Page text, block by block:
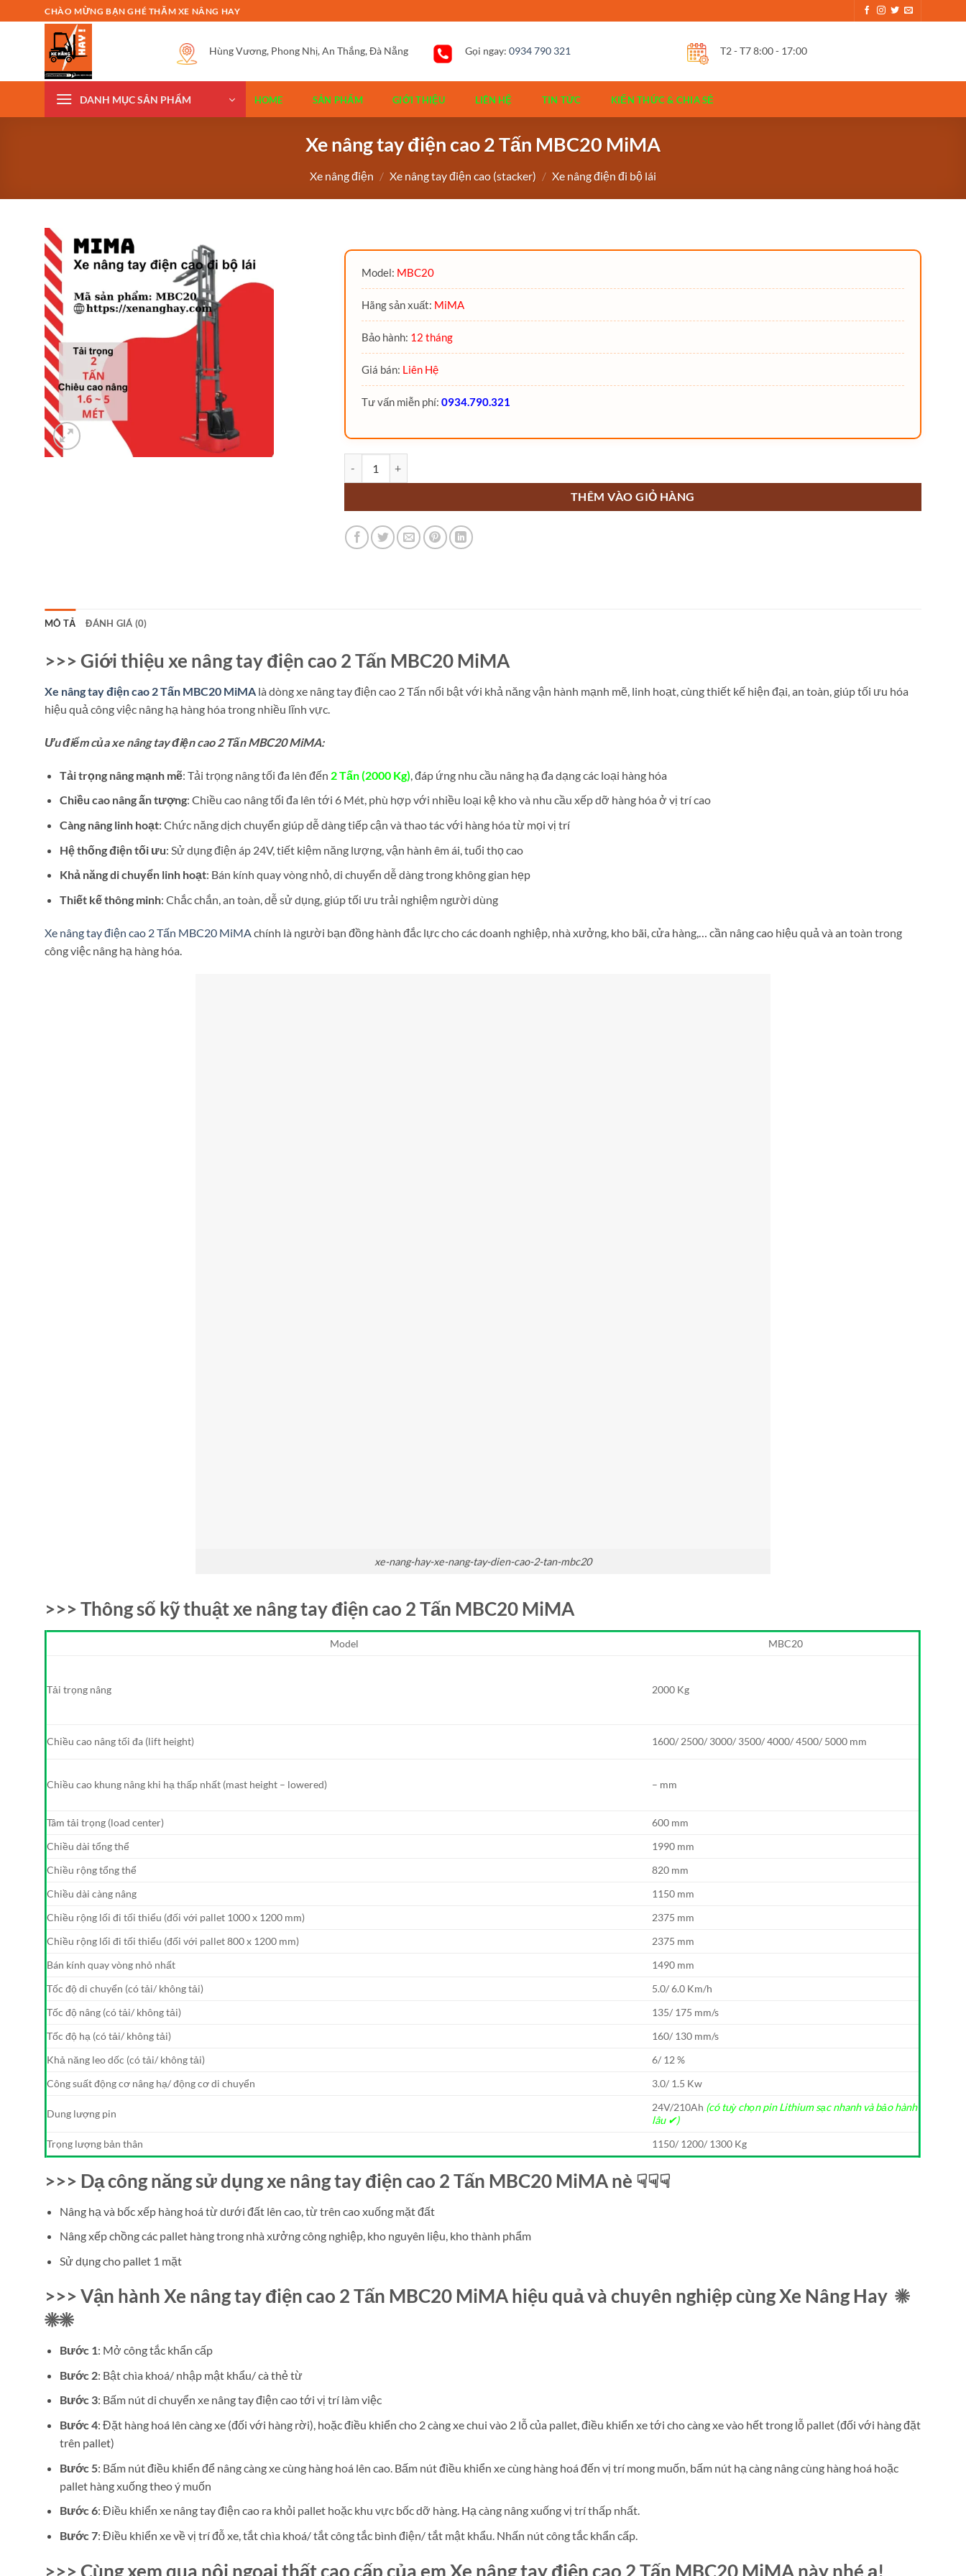
qua
CHÀO MỪNG BẠN GHÉ THĂM XE NÂNG HAY
Hùng Vương, Phong Nhị, An Thắng, Đà Nẵng Gọi ngay: 0934 790 321 T2 - T7 8:00 - 17:00
DANH MỤC SẢN PHẨM HOME SẢN PHẨM GIỚI THIỆU LIÊN HỆ TIN TỨC KIẾN THỨC & CHIA SẺ
Xe nâng tay điện cao 2 Tấn MBC20 MiMA
Xe nâng điện / Xe nâng tay điện cao (stacker) / Xe nâng điện đi bộ lái
Model: MBC20
Hãng sản xuất: MiMA
Bảo hành: 12 tháng
Giá bán: Liên Hệ
Tư vấn miễn phí: 0934.790.321
THÊM VÀO GIỎ HÀNG
MÔ TẢ ĐÁNH GIÁ (0)
>>> Giới thiệu xe nâng tay điện cao 2 Tấn MBC20 MiMA
Xe nâng tay điện cao 2 Tấn MBC20 MiMA là dòng xe nâng tay điện cao 2 Tấn nổi bật với khả năng vận hành mạnh mẽ, linh hoạt, cùng thiết kế hiện đại, an toàn, giúp tối ưu hóa
hiệu quả công việc nâng hạ hàng hóa trong nhiều lĩnh vực.
Ưu điểm của xe nâng tay điện cao 2 Tấn MBC20 MiMA:
Tải trọng nâng mạnh mẽ: Tải trọng nâng tối đa lên đến 2 Tấn (2000 Kg), đáp ứng nhu cầu nâng hạ đa dạng các loại hàng hóa
Chiều cao nâng ấn tượng: Chiều cao nâng tối đa lên tới 6 Mét, phù hợp với nhiều loại kệ kho và nhu cầu xếp dỡ hàng hóa ở vị trí cao
Càng nâng linh hoạt: Chức năng dịch chuyển giúp dễ dàng tiếp cận và thao tác với hàng hóa từ mọi vị trí
Hệ thống điện tối ưu: Sử dụng điện áp 24V, tiết kiệm năng lượng, vận hành êm ái, tuổi thọ cao
Khả năng di chuyển linh hoạt: Bán kính quay vòng nhỏ, di chuyển dễ dàng trong không gian hẹp
Thiết kế thông minh: Chắc chắn, an toàn, dễ sử dụng, giúp tối ưu trải nghiệm người dùng
Xe nâng tay điện cao 2 Tấn MBC20 MiMA chính là người bạn đồng hành đắc lực cho các doanh nghiệp, nhà xưởng, kho bãi, cửa hàng,… cần nâng cao hiệu quả và an toàn trong
công việc nâng hạ hàng hóa.
xe-nang-hay-xe-nang-tay-dien-cao-2-tan-mbc20
>>> Thông số kỹ thuật xe nâng tay điện cao 2 Tấn MBC20 MiMA
Model MBC20
Tải trọng nâng 2000 Kg
Chiều cao nâng tối đa (lift height) 1600/ 2500/ 3000/ 3500/ 4000/ 4500/ 5000 mm
Chiều cao khung nâng khi hạ thấp nhất (mast height – lowered) – mm
Tâm tải trọng (load center)
600 mm
Chiều dài tổng thể
1990 mm
Chiều rộng tổng thể
820 mm
Chiều dài càng nâng
1150 mm
Chiều rộng lối đi tối thiểu (đối với pallet 1000 x 1200 mm)
2375 mm
Chiều rộng lối đi tối thiểu (đối với pallet 800 x 1200 mm)
2375 mm
Bán kính quay vòng nhỏ nhất
1490 mm
Tốc độ di chuyển (có tải/ không tải)
5.0/ 6.0 Km/h
Tốc độ nâng (có tải/ không tải)
135/ 175 mm/s
Tốc độ hạ (có tải/ không tải)
160/ 130 mm/s
Khả năng leo dốc (có tải/ không tải)
6/ 12 %
Công suất động cơ nâng hạ/ động cơ di chuyển
3.0/ 1.5 Kw
Dung lượng pin
24V/210Ah (có tuỳ chọn pin Lithium sạc nhanh và bảo hành
lâu ✔)
Trọng lượng bản thân
1150/ 1200/ 1300 Kg
>>> Dạ công năng sử dụng xe nâng tay điện cao 2 Tấn MBC20 MiMA nè ☟☟☟
Nâng hạ và bốc xếp hàng hoá từ dưới đất lên cao, từ trên cao xuống mặt đất
Nâng xếp chồng các pallet hàng trong nhà xưởng công nghiệp, kho nguyên liệu, kho thành phẩm
Sử dụng cho pallet 1 mặt
>>> Vận hành Xe nâng tay điện cao 2 Tấn MBC20 MiMA hiệu quả và chuyên nghiệp cùng Xe Nâng Hay ☀
☀☀
Bước 1: Mở công tắc khẩn cấp
Bước 2: Bật chìa khoá/ nhập mật khẩu/ cà thẻ từ
Bước 3: Bấm nút di chuyển xe nâng tay điện cao tới vị trí làm việc
Bước 4: Đặt hàng hoá lên càng xe (đối với hàng rời), hoặc điều khiển cho 2 càng xe chui vào 2 lỗ của pallet, điều khiển xe tới cho càng xe vào hết trong lỗ pallet (đối với hàng đặt
trên pallet)
Bước 5: Bấm nút điều khiển để nâng càng xe cùng hàng hoá lên cao. Bấm nút điều khiển xe cùng hàng hoá đến vị trí mong muốn, bấm nút hạ càng nâng cùng hàng hoá hoặc
pallet hàng xuống theo ý muốn
Bước 6: Điều khiển xe nâng tay điện cao ra khỏi pallet hoặc khu vực bốc dỡ hàng. Hạ càng nâng xuống vị trí thấp nhất.
Bước 7: Điều khiển xe về vị trí đỗ xe, tắt chìa khoá/ tắt công tắc bình điện/ tắt mật khẩu. Nhấn nút công tắc khẩn cấp.
>>> Cùng xem qua nội ngoại thất cao cấp của em Xe nâng tay điện cao 2 Tấn MBC20 MiMA này nhé ạ!